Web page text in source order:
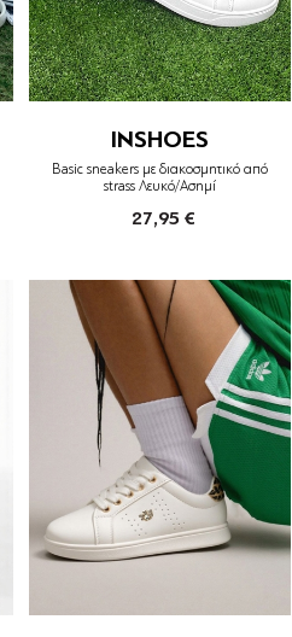
INSHOES
Basic sneakers με διακοσμητικό από
strass Λευκό/Ασημί
27,95 €